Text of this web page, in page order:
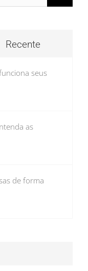
Recente
seus
as
de forma